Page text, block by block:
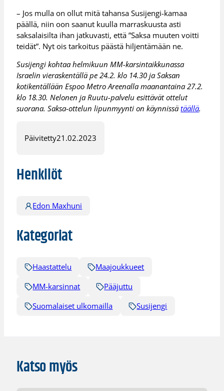
– Jos mulla on ollut mitä tahansa Susijengi-kamaa
päällä, niin oon saanut kuulla marraskuusta asti
saksalaisilta ihan jatkuvasti, että ”Saksa muuten voitti
teidät”. Nyt ois tarkoitus päästä hiljentämään ne.
Susijengi kohtaa helmikuun MM-karsintaikkunassa
Israelin vieraskentällä pe 24.2. klo 14.30 ja Saksan
kotikentällään Espoo Metro Areenalla maanantaina 27.2.
klo 18.30. Nelonen ja Ruutu-palvelu esittävät ottelut
suorana. Saksa-ottelun lipunmyynti on käynnissätäällä.
Päivitetty21.02.2023
Henkilöt
Edon Maxhuni
Kategoriat
Haastattelu
Maajoukkueet
MM-karsinnat
Pääjuttu
Suomalaiset ulkomailla
Susijengi
Katso myös